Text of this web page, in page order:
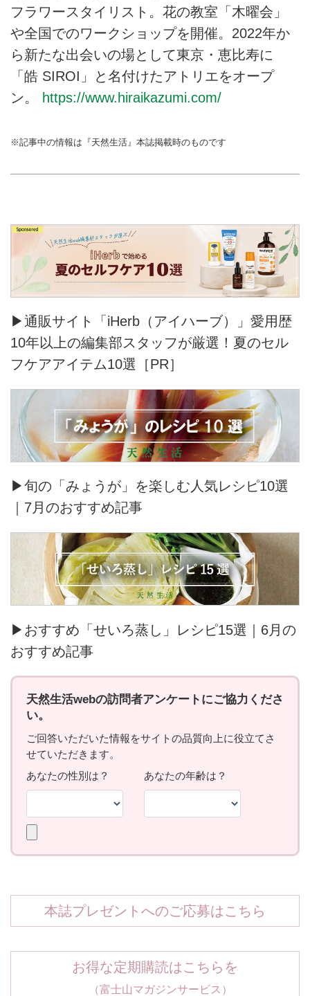
ラワースタイリストの平井かずみ
さんに伺いました。今回は、花の
美しさを一瞬でも長く愛でる花生
けを教わります。（天然生活
2023年2月号掲載）
フラワースタイリスト。花の教室「木曜会」
や全国でのワークショップを開催。2022年か
ら新たな出会いの場として東京・恵比寿に
「皓 SIROI」と名付けたアトリエをオープ
ン。
https://www.hiraikazumi.com/
※記事中の情報は『天然生活』本誌掲載時のものです
▶通販サイト「iHerb（アイハーブ）」愛用歴
10年以上の編集部スタッフが厳選！夏のセル
フケアアイテム10選［PR］
▶旬の「みょうが」を楽しむ人気レシピ10選
｜7月のおすすめ記事
▶おすすめ「せいろ蒸し」レシピ15選｜6月の
おすすめ記事
本誌プレゼントへのご応募はこちら
お得な定期購読はこちらを
（富士山マガジンサービス）